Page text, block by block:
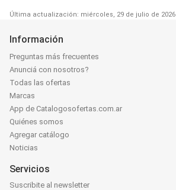
Última actualización: miércoles, 29 de julio de 2026
Información
Preguntas más frecuentes
Anunciá con nosotros?
Todas las ofertas
Marcas
App de Catalogosofertas.com.ar
Quiénes somos
Agregar catálogo
Noticias
Servicios
Suscribite al newsletter